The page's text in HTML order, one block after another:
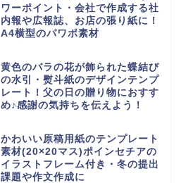
ワーポイント・会社で作成する社
内報や広報誌、お店の張り紙に！
A4横型のパワポ素材
黄色のバラの花が飾られた蝶結び
の水引・熨斗紙のデザインテンプ
レート！父の日の贈り物におすす
め♪感謝の気持ちを伝えよう！
かわいい原稿用紙のテンプレート
素材(20×20マス)ポインセチアの
イラストフレーム付き・冬の提出
課題や作文作成に